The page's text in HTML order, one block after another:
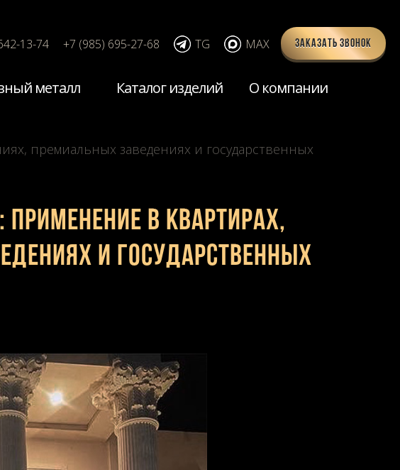
Заказать звонок
13-74 +7 (985) 695-27-68 TG MAX
металл Каталог изделий О компании
премиальных заведениях и государственных
в квартирах,
и государственных